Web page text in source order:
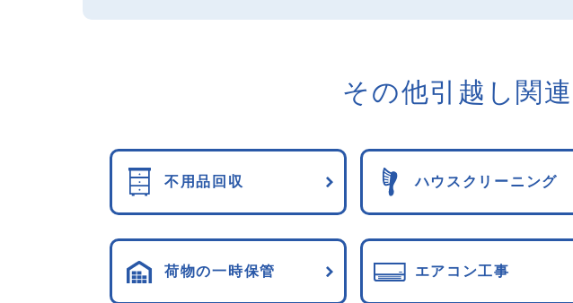
その他引越し関連
不用品回収 ハウスクリーニング
荷物の一時保管 エアコン工事